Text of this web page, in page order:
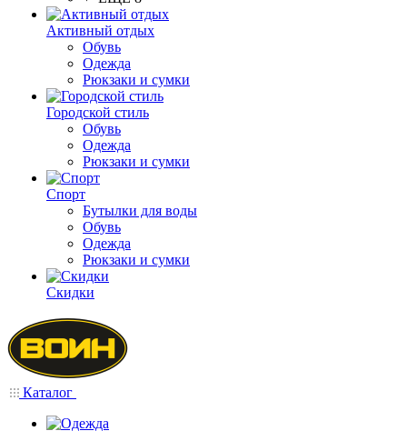
Активный отдых
Обувь
Одежда
Рюкзаки и сумки
Городской стиль
Обувь
Одежда
Рюкзаки и сумки
Спорт
Бутылки для воды
Обувь
Одежда
Рюкзаки и сумки
Скидки
Каталог